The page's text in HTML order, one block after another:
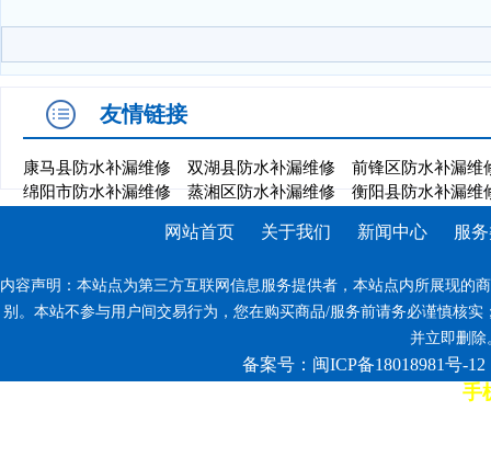
友情链接
康马县防水补漏维修 双湖县防水补漏维修
前锋区防水补漏维
绵阳市防水补漏维修
蒸湘区防水补漏维修 衡阳县防水补漏维
网站首页 关于我们 新闻中心 服
内容声明：本站点为第三方互联网信息服务提供者，本站点内所展现的
别。本站不参与用户间交易行为，您在购买商品/服务前请务必谨慎核
并立即删除
备案号：闽ICP备18018981号-12
7*12小时客服热线: 康师傅手